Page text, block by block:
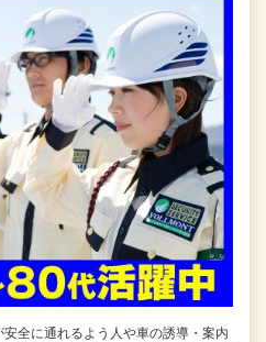
全に通れるよう人や車の誘導・案内